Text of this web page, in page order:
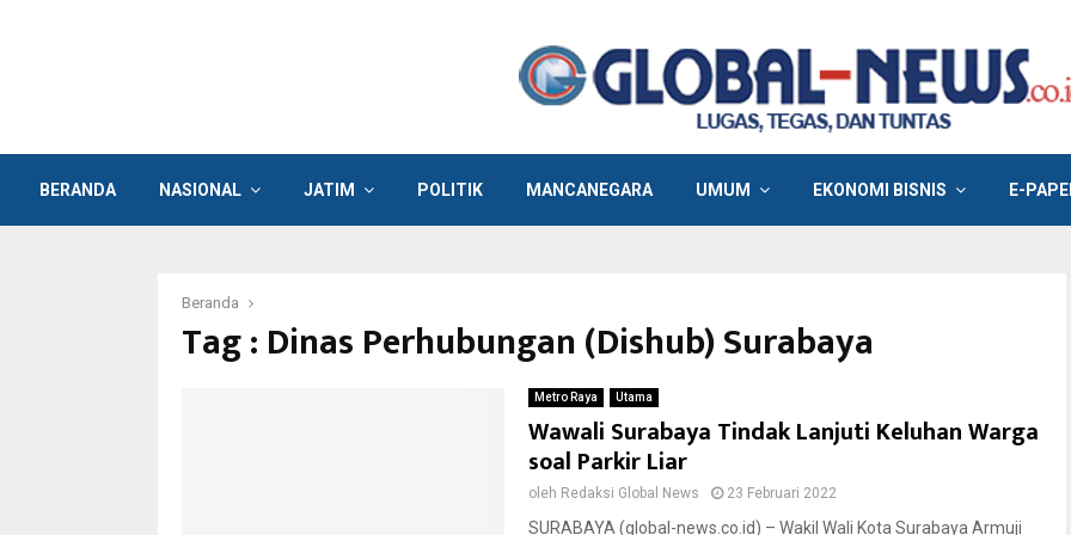
BERANDA NASIONAL JATIM POLITIK MANCANEGARA UMUM EKONOMI BISNIS E-
Beranda
Tag : Dinas Perhubungan (Dishub) Surabaya
Metro Raya Utama
Wawali Surabaya Tindak Lanjuti Keluhan Warga
soal Parkir Liar
oleh Redaksi Global News 23 Februari 2022
SURABAYA (global-news.co.id) – Wakil Wali Kota Surabaya Armuji